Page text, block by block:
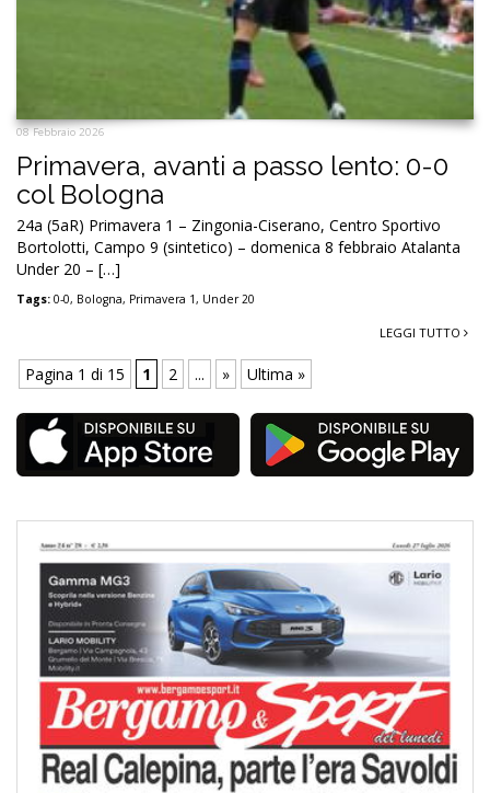
08 Febbraio 2026
Primavera, avanti a passo lento: 0-0
col Bologna
24a (5aR) Primavera 1 – Zingonia-Ciserano, Centro Sportivo
Bortolotti, Campo 9 (sintetico) – domenica 8 febbraio Atalanta
Under 20 – […]
Tags: 0-0, Bologna, Primavera 1, Under 20
LEGGI TUTTO
Pagina 1 di 15 1 2 ... » Ultima »